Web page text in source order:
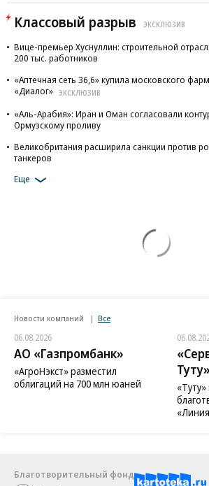
Классовый разрыв ЭКСКЛЮЗИВ
Вице-премьер Хуснуллин: строительной
200 тыс. работников
«Аптечная сеть 36,6» купила московского
«Диалог» ЭКСКЛЮЗИВ
«Аль-Арабия»: Иран и Оман согласовали
Ормузскому проливу
Великобритания расширила санкции против
танкеров
Еще
Новости компаний Все
06.08.2026
АО «Газпромбанк»
«АгроНэкст» разместил
облигаций на 700 млн юаней
Туту»
Благотворительный фонд